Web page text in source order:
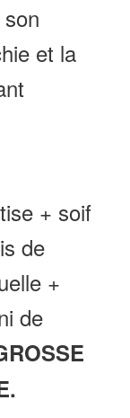
et la
+ soif
de
+
de